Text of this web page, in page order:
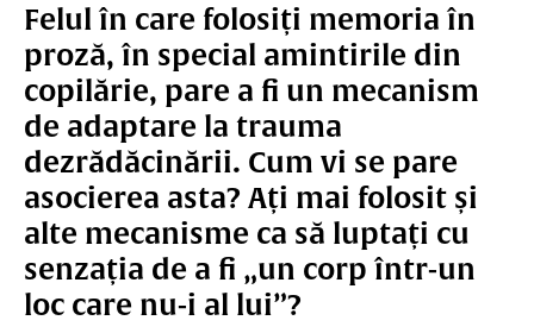
Felul în care folosiți memoria în
proză, în special amintirile din
copilărie, pare a fi un mecanism
de adaptare la trauma
dezrădăcinării. Cum vi se pare
asocierea asta? Ați mai folosit și
alte mecanisme ca să luptați cu
senzația de a fi „un corp într-un
loc care nu-i al lui”?